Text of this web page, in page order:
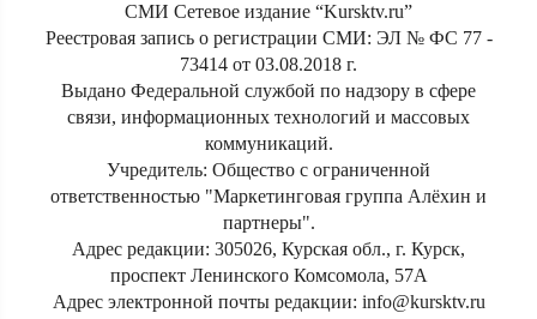
СМИ Сетевое издание “Kursktv.ru”
Реестровая запись о регистрации СМИ: ЭЛ № ФС 77 -
73414 от 03.08.2018 г.
Выдано Федеральной службой по надзору в сфере
связи, информационных технологий и массовых
коммуникаций.
Учредитель: Общество с ограниченной
ответственностью "Маркетинговая группа Алёхин и
партнеры".
Адрес редакции: 305026, Курская обл., г. Курск,
проспект Ленинского Комсомола, 57А
Адрес электронной почты редакции: info@kursktv.ru